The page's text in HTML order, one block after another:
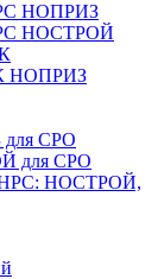
НОПРИЗ
НОСТРОЙ
НОПРИЗ
СРО
для СРО
НРС: НОСТРОЙ,